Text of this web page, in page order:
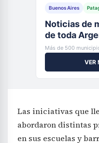
Buenos Aires
Noticias de
de toda
Más de 500
VER
Las iniciativas que
abordaron distintas
en sus escuelas y